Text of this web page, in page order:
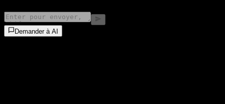
Demander à AI